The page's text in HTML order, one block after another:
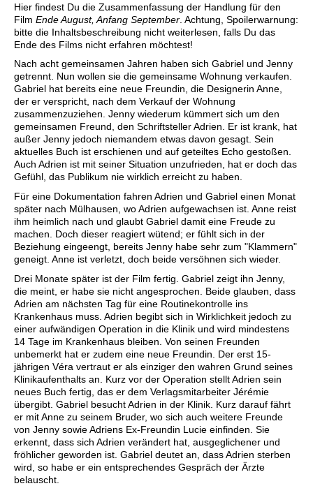
Hier findest Du die Zusammenfassung der Handlung für den
Film Ende August, Anfang September . Achtung, Spoilerwarnung:
bitte die Inhaltsbeschreibung nicht weiterlesen, falls Du das
Ende des Films nicht erfahren möchtest!
Nach acht gemeinsamen Jahren haben sich Gabriel und Jenny
getrennt. Nun wollen sie die gemeinsame Wohnung verkaufen.
Gabriel hat bereits eine neue Freundin, die Designerin Anne,
der er verspricht, nach dem Verkauf der Wohnung
zusammenzuziehen. Jenny wiederum kümmert sich um den
gemeinsamen Freund, den Schriftsteller Adrien. Er ist krank, hat
außer Jenny jedoch niemandem etwas davon gesagt. Sein
aktuelles Buch ist erschienen und auf geteiltes Echo gestoßen.
Auch Adrien ist mit seiner Situation unzufrieden, hat er doch das
Gefühl, das Publikum nie wirklich erreicht zu haben.
Für eine Dokumentation fahren Adrien und Gabriel einen Monat
später nach Mülhausen, wo Adrien aufgewachsen ist. Anne reist
ihm heimlich nach und glaubt Gabriel damit eine Freude zu
machen. Doch dieser reagiert wütend; er fühlt sich in der
Beziehung eingeengt, bereits Jenny habe sehr zum "Klammern"
geneigt. Anne ist verletzt, doch beide versöhnen sich wieder.
Drei Monate später ist der Film fertig. Gabriel zeigt ihn Jenny,
die meint, er habe sie nicht angesprochen. Beide glauben, dass
Adrien am nächsten Tag für eine Routinekontrolle ins
Krankenhaus muss. Adrien begibt sich in Wirklichkeit jedoch zu
einer aufwändigen Operation in die Klinik und wird mindestens
14 Tage im Krankenhaus bleiben. Von seinen Freunden
unbemerkt hat er zudem eine neue Freundin. Der erst 15-
jährigen Véra vertraut er als einziger den wahren Grund seines
Klinikaufenthalts an. Kurz vor der Operation stellt Adrien sein
neues Buch fertig, das er dem Verlagsmitarbeiter Jérémie
übergibt. Gabriel besucht Adrien in der Klinik. Kurz darauf fährt
er mit Anne zu seinem Bruder, wo sich auch weitere Freunde
von Jenny sowie Adriens Ex-Freundin Lucie einfinden. Sie
erkennt, dass sich Adrien verändert hat, ausgeglichener und
fröhlicher geworden ist. Gabriel deutet an, dass Adrien sterben
wird, so habe er ein entsprechendes Gespräch der Ärzte
belauscht.